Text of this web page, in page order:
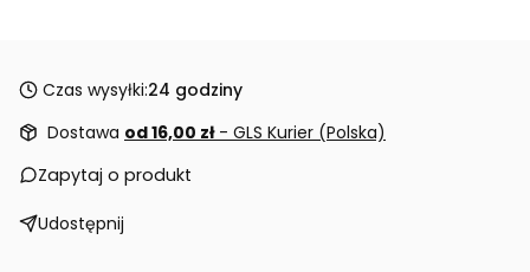
Czas wysyłki:24 godziny
Dostawa od 16,00 zł - GLS Kurier (Polska)
Zapytaj o produkt
Udostępnij